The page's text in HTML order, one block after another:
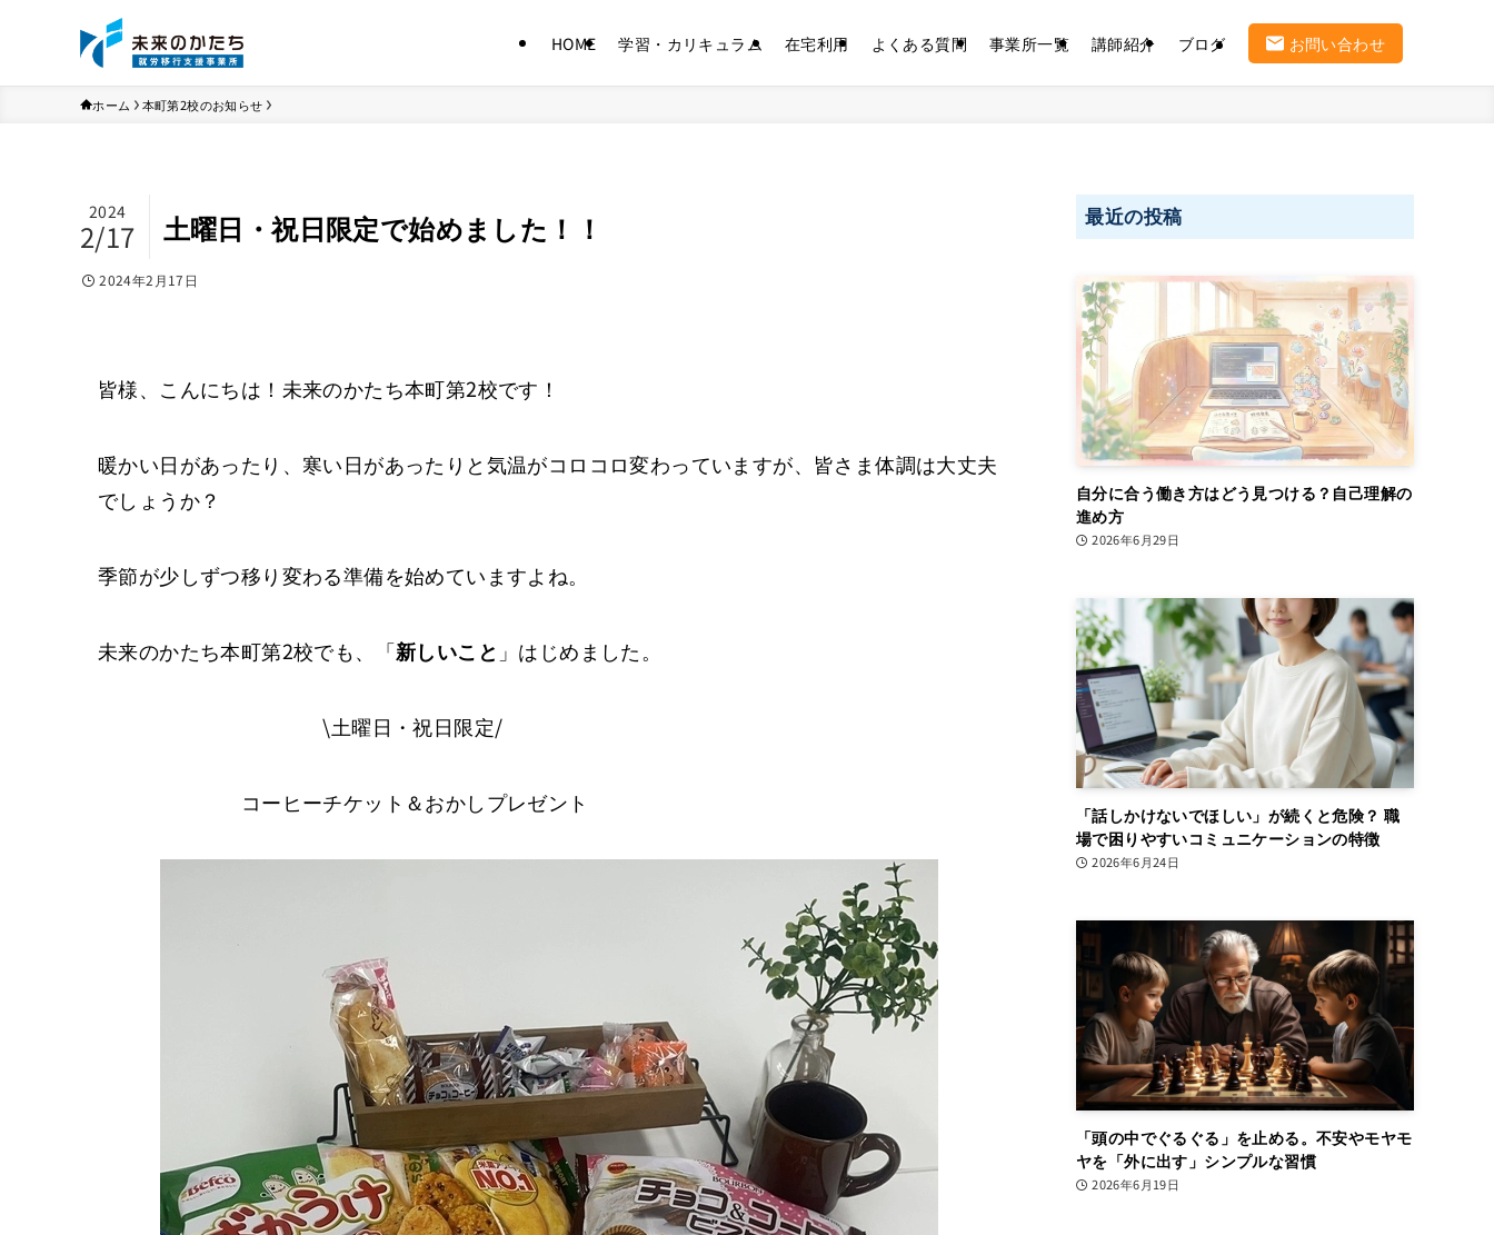
HOME 学習・カリキュラム 在宅利用 よくある質問 事業所一覧 講師紹介 ブログ お問い合わせ
ホーム 本町第2校のお知らせ
土曜日・祝日限定で始めました！！
2024
2/17
2024年2月17日
皆様、こんにちは！未来のかたち本町第2校です！
暖かい日があったり、寒い日があったりと気温がコロコロ変わっていますが、皆さま体調は大丈夫
でしょうか？
季節が少しずつ移り変わる準備を始めていますよね。
未来のかたち本町第2校でも、「新しいこと 」はじめました。
\土曜日・祝日限定/
コーヒーチケット＆おかしプレゼント
最近の投稿
自分に合う働き方はどう見つける？自己理解の
進め方
2026年6月29日
「話しかけないでほしい」が続くと危険？ 職
場で困りやすいコミュニケーションの特徴
2026年6月24日
「頭の中でぐるぐる」を止める。不安やモヤモ
ヤを「外に出す」シンプルな習慣
2026年6月19日